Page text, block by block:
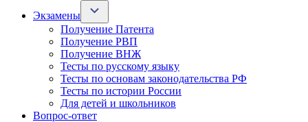
Экзамены
Получение Патента
Получение РВП
Получение ВНЖ
Тесты по русскому языку
Тесты по основам законодательства РФ
Тесты по истории России
Для детей и школьников
Вопрос-ответ